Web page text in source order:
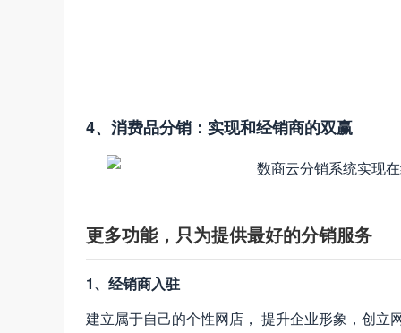
4、消费品分销：实现和经销商的双赢
更多功能，只为提供最好的分销服务
1、经销商入驻
建立属于自己的个性网店， 提升企业形象，创立